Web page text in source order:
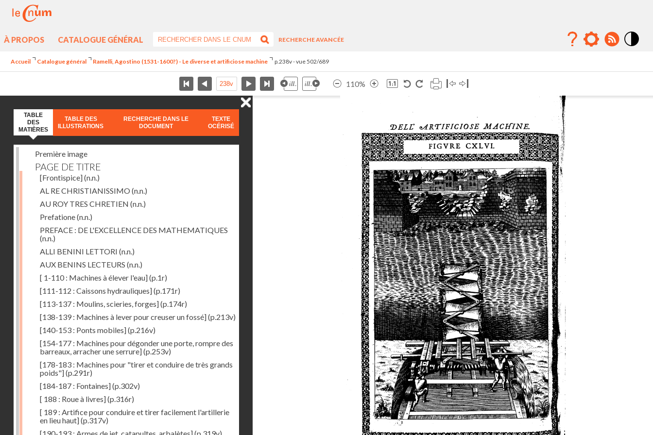
À PROPOS CATALOGUE GÉNÉRAL
RECHERCHE AVANCÉE
Accueil Catalogue général Ramelli, Agostino (1531-1600?) - Le diverse et artificiose machine p.238v - vue 502/689
110%
TABLE
DES
MATIÈRES
TABLE DES
ILLUSTRATIONS
RECHERCHE DANS LE
DOCUMENT
TEXTE
OCÉRISÉ
Première image
PAGE DE TITRE
[Frontispice](n.n.)
AL RE CHRISTIANISSIMO (n.n.)
AU ROY TRES CHRETIEN (n.n.)
Prefatione(n.n.)
PREFACE : DE L'EXCELLENCE DES MATHEMATIQUES
(n.n.)
ALLI BENINI LETTORI (n.n.)
AUX BENINS LECTEURS (n.n.)
[ 1-110 : Machines à élever l'eau](p.1r)
[111-112 : Caissons hydrauliques](p.171r)
[113-137 : Moulins, scieries, forges](p.174r)
[138-139 : Machines à lever pour creuser un fossé](p.213v)
[140-153 : Ponts mobiles](p.216v)
[154-177 : Machines pour dégonder une porte, rompre des
barreaux, arracher une serrure](p.253v)
[178-183 : Machines pour "tirer et conduire de très grands
poids"](p.291r)
[184-187 : Fontaines](p.302v)
[ 188 : Roue à livres](p.316r)
[ 189 : Artifice pour conduire et tirer facilement l'artillerie
en lieu haut](p.317v)